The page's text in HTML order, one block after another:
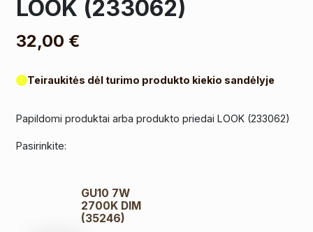
LOOK (233062)
32,00 €
Teiraukitės dėl turimo produkto kiekio sandėlyje
Papildomi produktai arba produkto priedai LOOK (233062)
Pasirinkite:
GU10 7W
2700K DIM
(35246)